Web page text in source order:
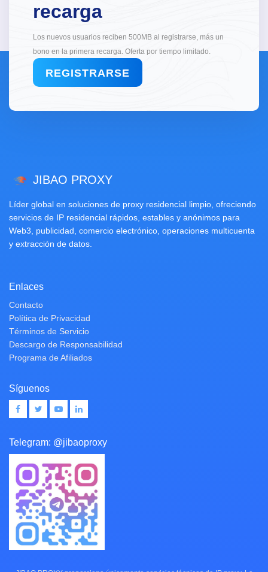
recarga
Los nuevos usuarios reciben 500MB al registrarse, más un
bono en la primera recarga. Oferta por tiempo limitado.
REGISTRARSE
JIBAO PROXY
Líder global en soluciones de proxy residencial limpio, ofreciendo
servicios de IP residencial rápidos, estables y anónimos para
Web3, publicidad, comercio electrónico, operaciones multicuenta
y extracción de datos.
Enlaces
Contacto
Política de Privacidad
Términos de Servicio
Descargo de Responsabilidad
Programa de Afiliados
Síguenos
Telegram: @jibaoproxy